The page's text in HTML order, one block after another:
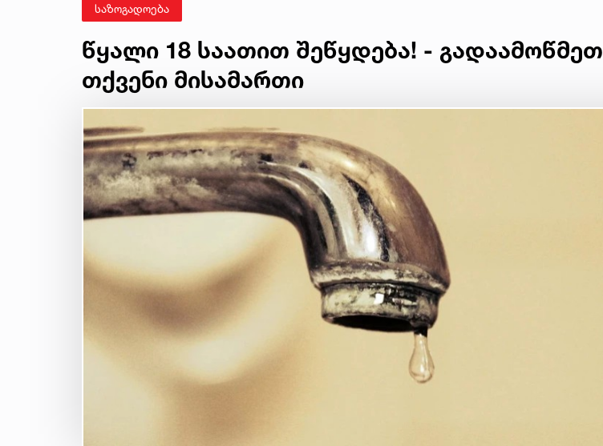
საზოგადოება
წყალი 18 საათით შეწყდება! - გადაამოწმეთ
თქვენი მისამართი